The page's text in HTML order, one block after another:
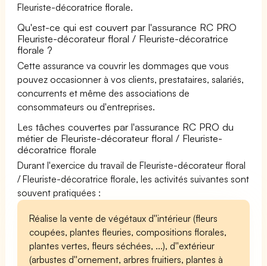
Fleuriste-décoratrice florale.
Qu'est-ce qui est couvert par l'assurance RC PRO
Fleuriste-décorateur floral / Fleuriste-décoratrice
florale ?
Cette assurance va couvrir les dommages que vous
pouvez occasionner à vos clients, prestataires, salariés,
concurrents et même des associations de
consommateurs ou d'entreprises.
Les tâches couvertes par l'assurance RC PRO du
métier de Fleuriste-décorateur floral / Fleuriste-
décoratrice florale
Durant l'exercice du travail de Fleuriste-décorateur floral
/ Fleuriste-décoratrice florale, les activités suivantes sont
souvent pratiquées :
Réalise la vente de végétaux d''intérieur (fleurs
coupées, plantes fleuries, compositions florales,
plantes vertes, fleurs séchées, ...), d''extérieur
(arbustes d''ornement, arbres fruitiers, plantes à